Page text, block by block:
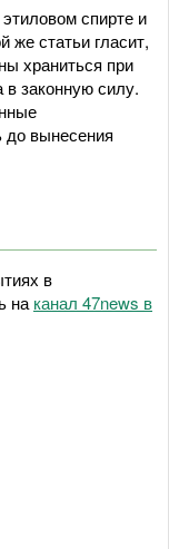
спирте и
же статьи гласит,
храниться при
в законную силу.
до вынесения
в
на канал 47news в